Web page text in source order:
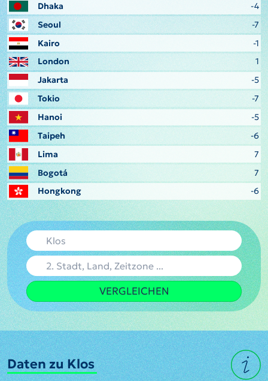
Dhaka
-4
Seoul
-7
Kairo
-1
London
1
Jakarta
-5
Tokio
-7
Hanoi
-5
Taipeh
-6
Lima
7
Bogotá
7
Hongkong
-6
VERGLEICHEN
Daten zu Klos